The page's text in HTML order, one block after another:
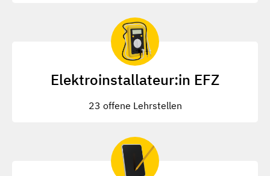
Elektroinstallateur:in EFZ
23 offene Lehrstellen